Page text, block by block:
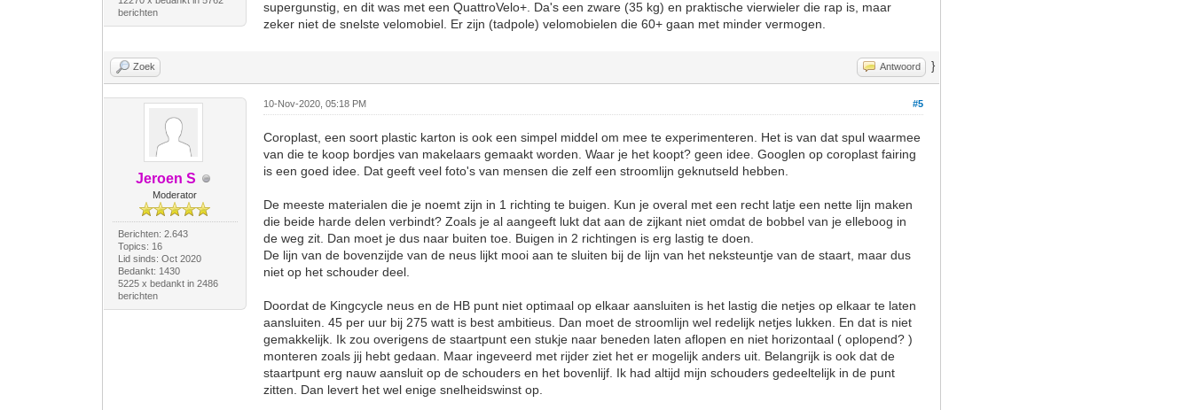
berichten
supergunstig, en dit was met een QuattroVelo+. Da's een zware (35 kg) en praktische vierwieler die rap is, maar
zeker niet de snelste velomobiel. Er zijn (tadpole) velomobielen die 60+ gaan met minder vermogen.
Zoek Antwoord }
Jeroen S
Moderator
Berichten: 2.643
Topics: 16
Lid sinds: Oct 2020
Bedankt: 1430
5225 x bedankt in 2486
berichten
#5
10-Nov-2020, 05:18 PM
Coroplast, een soort plastic karton is ook een simpel middel om mee te experimenteren. Het is van dat spul waarmee
van die te koop bordjes van makelaars gemaakt worden. Waar je het koopt? geen idee. Googlen op coroplast fairing
is een goed idee. Dat geeft veel foto's van mensen die zelf een stroomlijn geknutseld hebben.
De meeste materialen die je noemt zijn in 1 richting te buigen. Kun je overal met een recht latje een nette lijn maken
die beide harde delen verbindt? Zoals je al aangeeft lukt dat aan de zijkant niet omdat de bobbel van je elleboog in
de weg zit. Dan moet je dus naar buiten toe. Buigen in 2 richtingen is erg lastig te doen.
De lijn van de bovenzijde van de neus lijkt mooi aan te sluiten bij de lijn van het neksteuntje van de staart, maar dus
niet op het schouder deel.
Doordat de Kingcycle neus en de HB punt niet optimaal op elkaar aansluiten is het lastig die netjes op elkaar te laten
aansluiten. 45 per uur bij 275 watt is best ambitieus. Dan moet de stroomlijn wel redelijk netjes lukken. En dat is niet
gemakkelijk. Ik zou overigens de staartpunt een stukje naar beneden laten aflopen en niet horizontaal ( oplopend? )
monteren zoals jij hebt gedaan. Maar ingeveerd met rijder ziet het er mogelijk anders uit. Belangrijk is ook dat de
staartpunt erg nauw aansluit op de schouders en het bovenlijf. Ik had altijd mijn schouders gedeeltelijk in de punt
zitten. Dan levert het wel enige snelheidswinst op.